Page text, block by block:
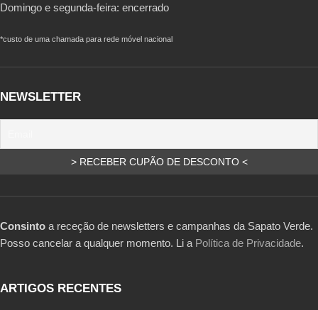
Domingo e segunda-feira: encerrado
*custo de uma chamada para rede móvel nacional
NEWSLETTER
Consinto a receção de newsletters e campanhas da Sapato Verde.
Posso cancelar a qualquer momento. Li a Política de Privacidade.
ARTIGOS RECENTES